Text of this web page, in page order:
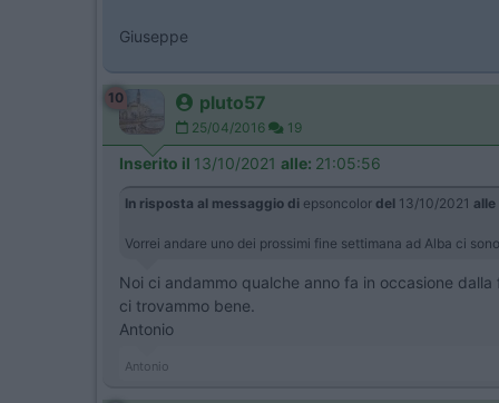
Giuseppe
10 pluto57
25/04/2016 19
Inserito il 13/10/2021 alle: 21:05:56
In risposta al messaggio di epsoncolor del 13/10/2021 alle
Vorrei andare uno dei prossimi fine settimana ad Alba ci
Noi ci andammo qualche anno fa in occasione
ci trovammo bene.
Antonio
Antonio